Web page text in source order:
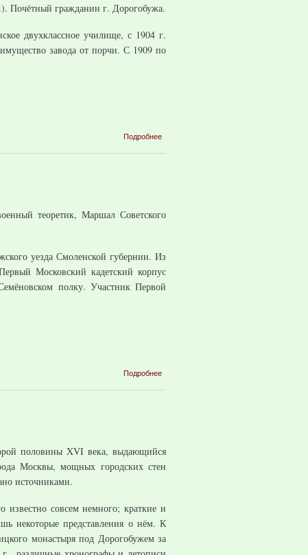
Почётный гражданин г. Дорогобужа.
двухклассное училище, с 1904 г.
завода от порчи. С 1909 по
Подробнее
теоретик, Маршал Советского
уезда Смоленской губернии. Из
Московский кадетский корпус
полку. Участник Первой
Подробнее
половины XVI века, выдающийся
Москвы, мощных городских стен
источниками.
совсем немного; краткие и
некоторые представления о нём. К
монастыря под Дорогобужем за